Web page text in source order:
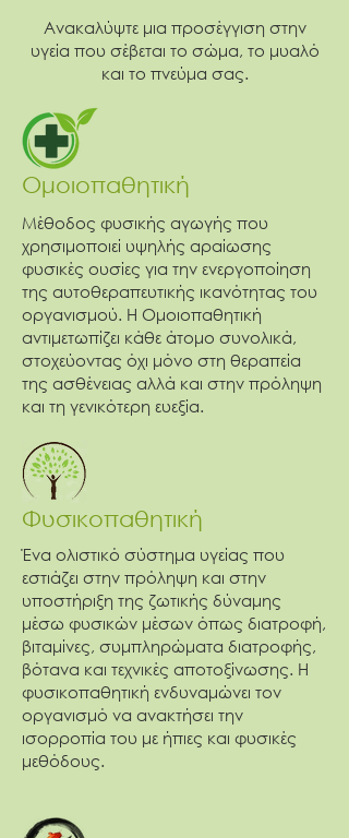
Ανακαλύψτε μια προσέγγιση στην
υγεία που σέβεται το σώμα, το μυαλό
και το πνεύμα σας.
Ομοιοπαθητική
Μέθοδος φυσικής αγωγής που
χρησιμοποιεί υψηλής αραίωσης
φυσικές ουσίες για την ενεργοποίηση
της αυτοθεραπευτικής ικανότητας του
οργανισμού. Η Ομοιοπαθητική
αντιμετωπίζει κάθε άτομο συνολικά,
στοχεύοντας όχι μόνο στη θεραπεία
της ασθένειας αλλά και στην πρόληψη
και τη γενικότερη ευεξία.
Φυσικοπαθητική
Ένα ολιστικό σύστημα υγείας που
εστιάζει στην πρόληψη και στην
υποστήριξη της ζωτικής δύναμης
μέσω φυσικών μέσων όπως διατροφή,
βιταμίνες, συμπληρώματα διατροφής,
βότανα και τεχνικές αποτοξίνωσης. Η
φυσικοπαθητική ενδυναμώνει τον
οργανισμό να ανακτήσει την
ισορροπία του με ήπιες και φυσικές
μεθόδους.